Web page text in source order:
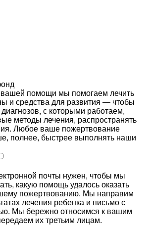
вашей помощи мы помогаем лечить
и средства для развития — чтобы
с которыми работаем,
методы лечения, распространять
Любое ваше пожертвование
полнее, быстрее выполнять наши
почты нужен, чтобы мы
какую помощь удалось оказать
пожертвованию. Мы направим
лечения ребенка и письмо с
Мы бережно относимся к вашим
их третьим лицам.